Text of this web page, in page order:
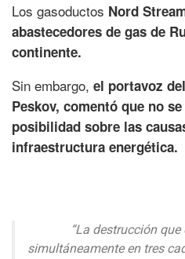
Los gasoductos Nord
abastecedores de gas de
continente.
Sin embargo, el portavoz
Peskov, comentó que no
posibilidad sobre las
infraestructura energética.
“La destrucción
simultáneamente en tres